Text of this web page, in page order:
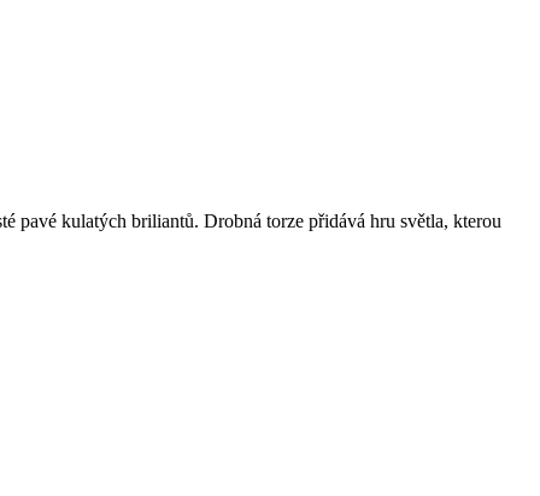
pavé kulatých briliantů. Drobná torze přidává hru světla, kterou